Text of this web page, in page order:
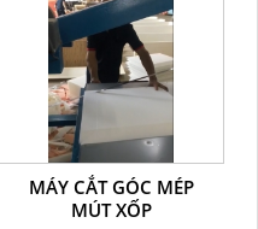
MÁY CẮT GÓC MÉP
MÚT XỐP